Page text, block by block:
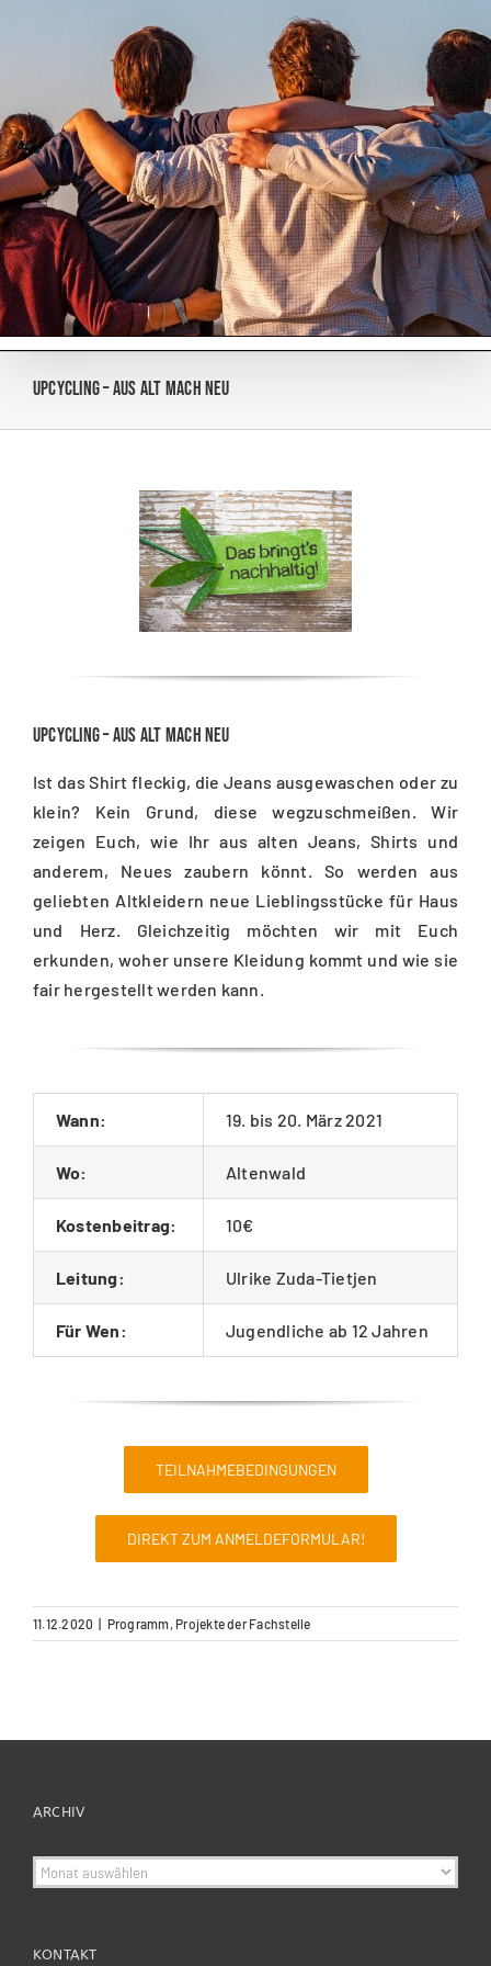
Upcycling – Aus Alt mach Neu
Upcycling – Aus Alt mach Neu
Ist das Shirt fleckig, die Jeans ausgewaschen oder zu
klein? Kein Grund, diese wegzuschmeißen. Wir
zeigen Euch, wie Ihr aus alten Jeans, Shirts und
anderem, Neues zaubern könnt. So werden aus
geliebten Altkleidern neue Lieblingsstücke für Haus
und Herz. Gleichzeitig möchten wir mit Euch
erkunden, woher unsere Kleidung kommt und wie sie
fair hergestellt werden kann.
Wann: 19. bis 20. März 2021
Wo: Altenwald
Kostenbeitrag: 10€
Leitung: Ulrike Zuda-Tietjen
Für Wen: Jugendliche ab 12 Jahren
TEILNAHMEBEDINGUNGEN
DIREKT ZUM ANMELDEFORMULAR!
11.12.2020 Programm, Projekte der Fachstelle
ARCHIV
Archiv
KONTAKT